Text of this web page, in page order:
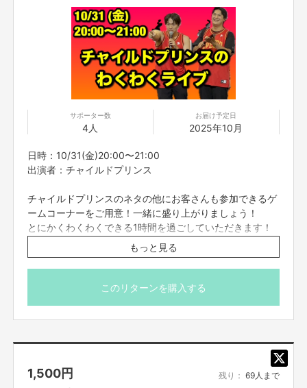
サポーター数
4人
お届け予定日
2025年10月
日時：10/31(金)20:00〜21:00
出演者：チャイルドプリンス
チャイルドプリンスのネタの他にお客さんも参加できるゲ
ームコーナーをご用意！一緒に盛り上がりましょう！
とにかくわくわくできる1時間を過ごしていただきます！
※こちらのリターンは10/27(月)23:59までお買い求め頂け
ます。
※出演者は変更になる場合がありますので予めご了承くだ
もっと見る
このリターンを購入する
1,500円 残り： 69人まで